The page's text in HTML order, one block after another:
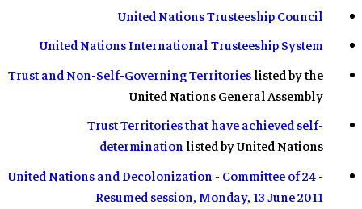
United Nations Trusteeship Council
United Nations International Trusteeship System
Trust and Non-Self-Governing Territorieslisted by the
United Nations General Assembly
Trust Territories that have achieved self-
determinationlisted by United Nations
United Nations and Decolonization - Committee of 24 -
Resumed session, Monday, 13 June 2011